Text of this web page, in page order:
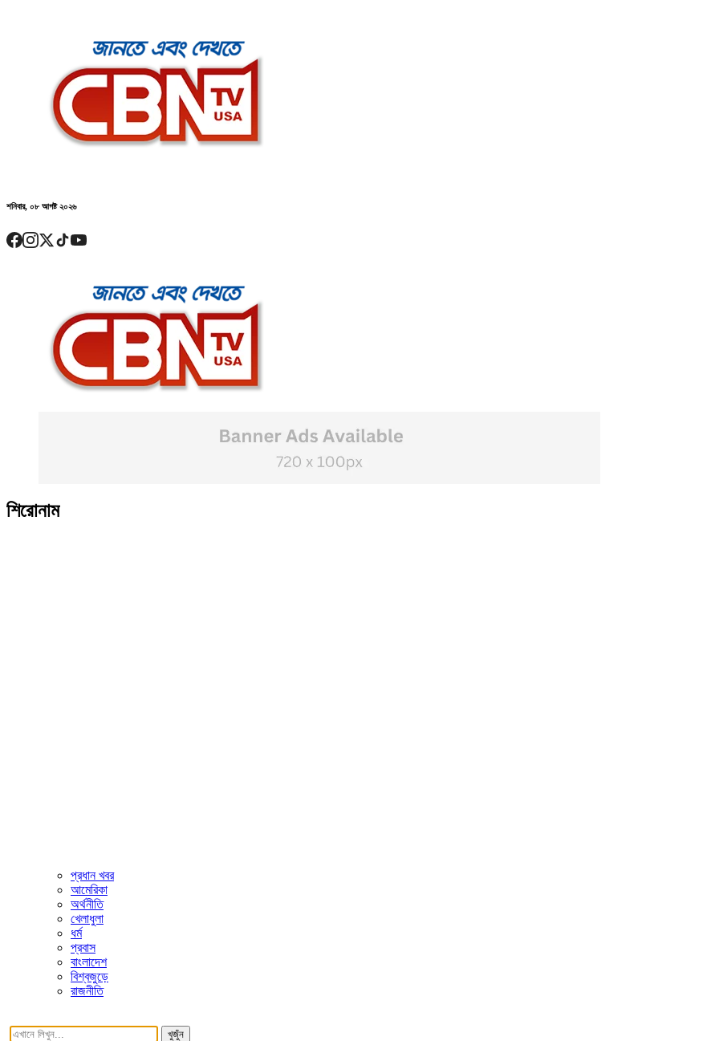
শনিবার, ০৮ আগষ্ট ২০২৬
শিরোনাম
প্রধান খবর
আমেরিকা
অর্থনীতি
খেলাধুলা
ধর্ম
প্রবাস
বাংলাদেশ
বিশ্বজুড়ে
রাজনীতি
খুজুঁন